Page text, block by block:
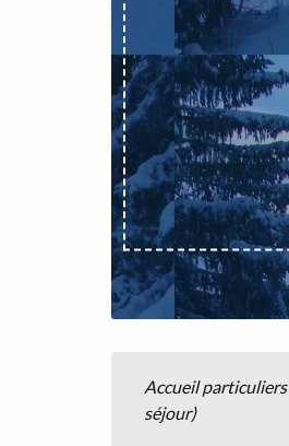
Accueil particuliers
séjour)